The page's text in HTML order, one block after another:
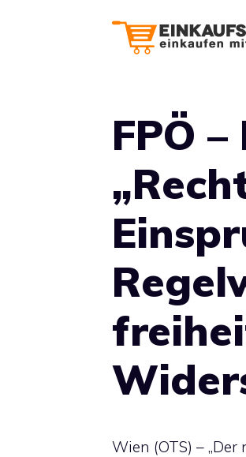
FPÖ
Wien (OTS) –